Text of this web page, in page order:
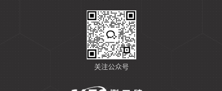
关注公众号